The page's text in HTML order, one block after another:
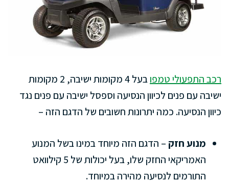
רכב התפעולי טמפו
בעל 4 מקומות ישיבה, 2 מקומות
ישיבה עם פנים לכיוון הנסיעה וספסל ישיבה עם פנים נגד
כיוון הנסיעה. כמה יתרונות חשובים של הדגם הזה –
מנוע חזק – הדגם הזה מיוחד במינו בשל המנוע
האמריקאי החזק שלו, בעל יכולות של 5 קילוואט
התורמים לנסיעה מהירה במיוחד.